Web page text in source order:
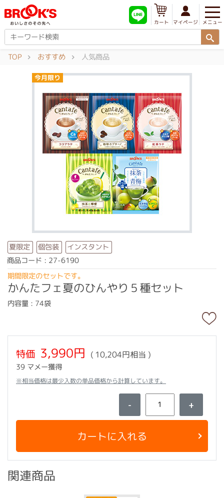
メニュー
マイページ
カート
TOP おすすめ 人気商品
今月限り
夏限定 個包装 インスタント
商品コード : 27-6190
期間限定のセットです。
かんたフェ夏のひんやり５種セット
内容量 : 74袋
特価 3,990円 ( 10,204円相当 )
39 マメー獲得
※相当価格は最少入数の単品価格から計算しています。
- +
カートに入れる
関連商品